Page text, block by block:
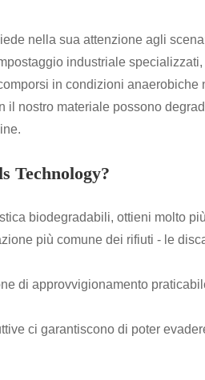
nella sua attenzione agli
industriale
in condizioni anaerobiche
nostro materiale possono
Technology?
biodegradabili, ottieni molto
più comune dei rifiuti - le
di approvvigionamento
ci garantiscono di poter